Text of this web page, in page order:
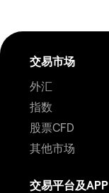
交易市场
外汇
指数
股票CFD
其他市场
交易平台及APP